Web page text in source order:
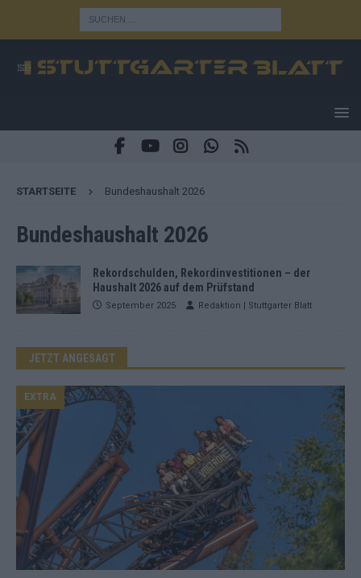
STARTSEITE Bundeshaushalt 2026
Bundeshaushalt 2026
Rekordschulden, Rekordinvestitionen – der
Haushalt 2026 auf dem Prüfstand
September 2025 Redaktion | Stuttgarter Blatt
JETZT ANGESAGT
EXTRA